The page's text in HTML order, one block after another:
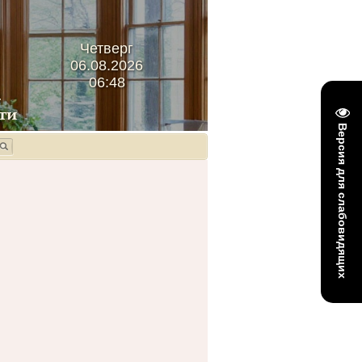
Версия для слабовидящих
Четверг
06.08.2026
06:48